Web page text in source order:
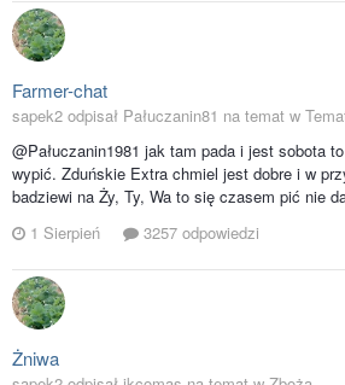
Farmer-chat
sapek2 odpisał Pałuczanin81 na temat w
@Pałuczanin1981 jak tam pada i jest sobota
wypić. Zduńskie Extra chmiel jest dobre i w
badziewi na Ży, Ty, Wa to się czasem pić nie
1 Sierpień
3257 odpowiedzi
Żniwa